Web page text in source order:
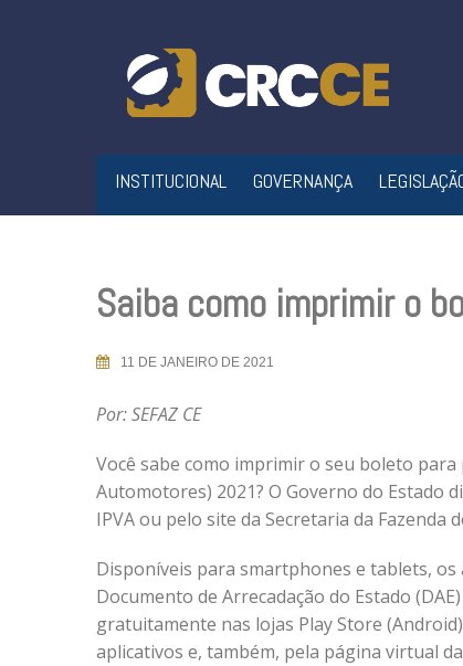
INSTITUCIONAL GOVERNANÇA
Saiba como imprimir o
11 DE JANEIRO DE 2021
Por: SEFAZ CE
Você sabe como imprimir o seu boleto
Automotores) 2021? O Governo do Estado
IPVA ou pelo site da Secretaria da Fazenda
Disponíveis para smartphones e tablets,
Documento de Arrecadação do Estado
gratuitamente nas lojas Play Store
aplicativos e, também, pela página virtual